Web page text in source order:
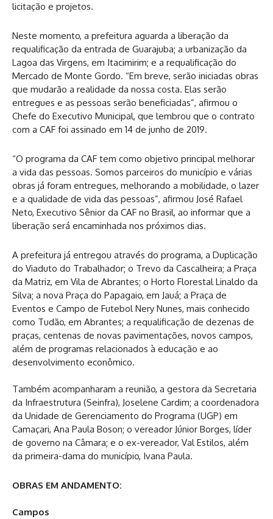
licitação e projetos.
Neste momento, a prefeitura aguarda a liberação da
requalificação da entrada de Guarajuba; a urbanização da
Lagoa das Virgens, em Itacimirim; e a requalificação do
Mercado de Monte Gordo. “Em breve, serão iniciadas obras
que mudarão a realidade da nossa costa. Elas serão
entregues e as pessoas serão beneficiadas”, afirmou o
Chefe do Executivo Municipal, que lembrou que o contrato
com a CAF foi assinado em 14 de junho de 2019.
“O programa da CAF tem como objetivo principal melhorar
a vida das pessoas. Somos parceiros do município e várias
obras já foram entregues, melhorando a mobilidade, o lazer
e a qualidade de vida das pessoas”, afirmou José Rafael
Neto, Executivo Sênior da CAF no Brasil, ao informar que a
liberação será encaminhada nos próximos dias.
A prefeitura já entregou através do programa, a Duplicação
do Viaduto do Trabalhador; o Trevo da Cascalheira; a Praça
da Matriz, em Vila de Abrantes; o Horto Florestal Linaldo da
Silva; a nova Praça do Papagaio, em Jauá; a Praça de
Eventos e Campo de Futebol Nery Nunes, mais conhecido
como Tudão, em Abrantes; a requalificação de dezenas de
praças, centenas de novas pavimentações, novos campos,
além de programas relacionados à educação e ao
desenvolvimento econômico.
Também acompanharam a reunião, a gestora da Secretaria
da Infraestrutura (Seinfra), Joselene Cardim; a coordenadora
da Unidade de Gerenciamento do Programa (UGP) em
Camaçari, Ana Paula Boson; o vereador Júnior Borges, líder
de governo na Câmara; e o ex-vereador, Val Estilos, além
da primeira-dama do município, Ivana Paula.
OBRAS EM ANDAMENTO:
Campos